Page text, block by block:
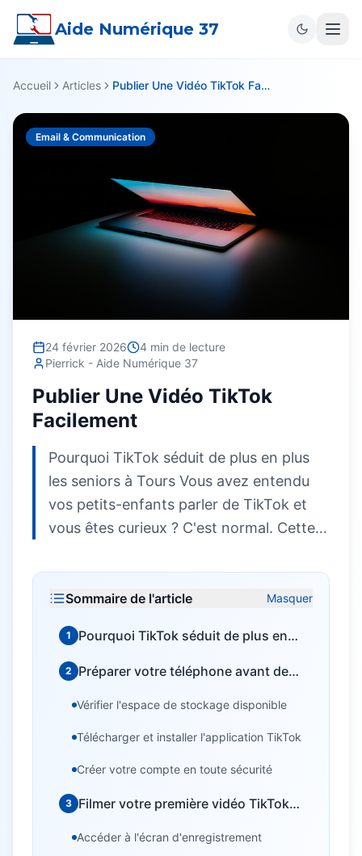
Aide Numérique 37
Accueil Articles Publier Une Vidéo TikTok Facilement
Email & Communication
24 février 2026 4 min de lecture
Pierrick - Aide Numérique 37
Publier Une Vidéo TikTok
Facilement
Pourquoi TikTok séduit de plus en plus
les seniors à Tours Vous avez entendu
vos petits-enfants parler de TikTok et
vous êtes curieux ? C'est normal. Cette…
Sommaire de l'article Masquer
1
Pourquoi TikTok séduit de plus en
2
Préparer votre téléphone avant de
Vérifier l'espace de stockage disponible
Télécharger et installer l'application TikTok
Créer votre compte en toute sécurité
3 Filmer votre première vidéo TikTok
Accéder à l'écran d'enregistrement